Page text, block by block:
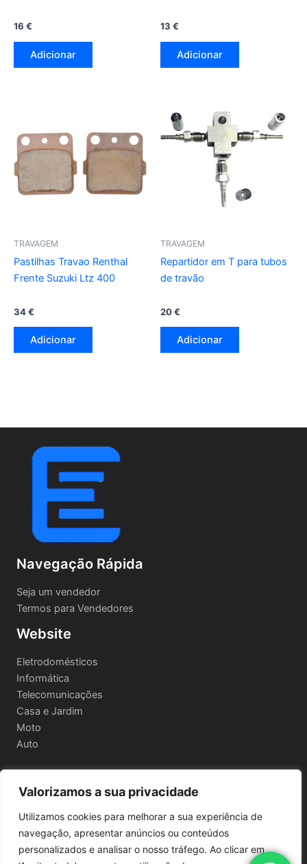
Valorizamos a sua privacidade
Utilizamos cookies para melhorar a sua experiência de
navegação, apresentar anúncios ou conteúdos
personalizados e analisar o nosso tráfego. Ao clicar em
16 €
Adicionar
13 €
Adicionar
TRAVAGEM
Pastilhas Travao Renthal
Frente Suzuki Ltz 400
34€
Adicionar
TRAVAGEM
Repartidor em T para tubos
de travão
20€
Adicionar
Navegação Rápida
Seja um vendedor
Termos para Vendedores
Website
Eletrodomésticos
Informática
Telecomunicações
Casa e Jardim
Moto
Auto
Informações Legais
Política de privacidade
Termos e Condições
Política de Envio e Devoluções